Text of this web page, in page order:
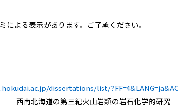
よる表示があります。ご了承ください。
dissertations/list/
西南北海道の第三紀火山岩類の岩石化学的研究